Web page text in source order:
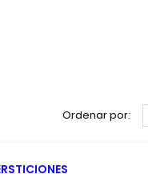
Ordenar por: